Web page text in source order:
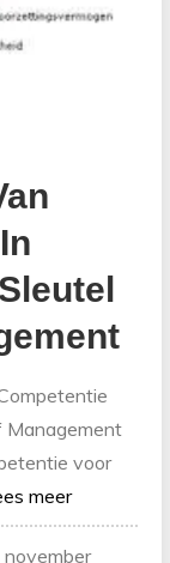
Management
voor
meer
november